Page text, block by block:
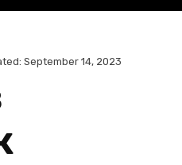
September 14, 2023